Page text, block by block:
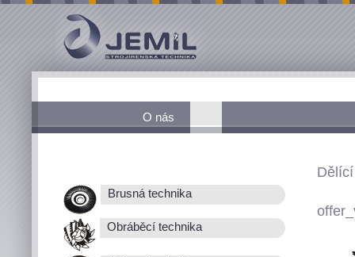
O nás
Brusná technika
Obráběcí technika